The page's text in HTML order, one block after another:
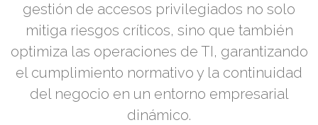
gestión de accesos privilegiados no solo
mitiga riesgos críticos, sino que también
optimiza las operaciones de TI, garantizando
el cumplimiento normativo y la continuidad
del negocio en un entorno empresarial
dinámico.